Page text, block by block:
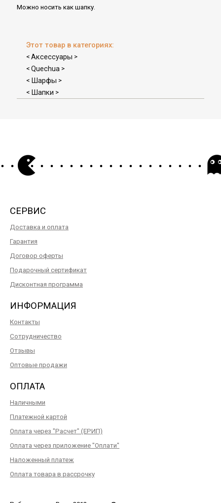
Можно носить как шапку.
Этот товар в категориях:
< Аксессуары >
< Quechua >
< Шарфы >
< Шапки >
СЕРВИС
Доставка и оплата
Гарантия
Договор оферты
Подарочный сертификат
Дисконтная программа
ИНФОРМАЦИЯ
Контакты
Сотрудничество
Отзывы
Оптовые продажи
ОПЛАТА
Наличными
Платежной картой
Оплата через "Расчет" (ЕРИП)
Оплата через приложение "Оплати"
Наложенный платеж
Оплата товара в рассрочку